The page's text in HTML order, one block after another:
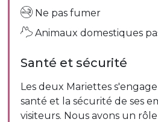
Ne pas fumer
Animaux domestiques
Santé et sécurité
Les deux Mariettes
santé et la sécurité de ses
visiteurs. Nous avons un